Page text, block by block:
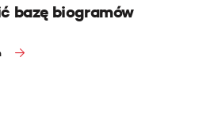
bazę biogramów